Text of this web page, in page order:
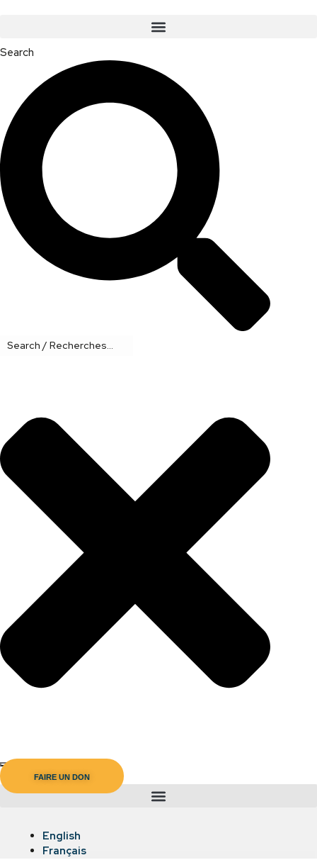
Search
English
Français